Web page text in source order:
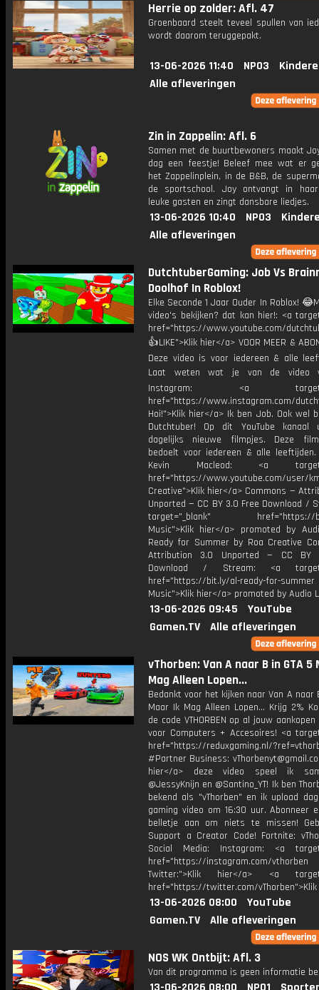
Herrie op zolder: Afl. 47
Groenbaard steelt teveel spullen van
wordt daarom teruggepakt.
13-06-2026 11:40 NPO3
Alle afleveringen
Zin in Zappelin: Afl. 6
Samen met de buurtbewoners maakt
dag een feestje! Beleef mee wat er
het Zappelinplein, in de B&B, de
de sportschool. Joy ontvangt in
leuke gasten en zingt dansbare liedjes.
13-06-2026 10:40 NPO3
Alle afleveringen
DutchtuberGaming: Job Vs
Doolhof In Roblox!
Elke Seconde 1 Jaar Ouder In Roblox!
video's bekijken? dat kan hier!: <a
href="https://www.youtube.com/
👍LIKE">Klik hier</a> VOOR MEER &
Deze video is voor iedereen & alle
Laat weten wat je van de video
Instagram: <a
href="https://www.instagram.com/
Hoi!">Klik hier</a> Ik ben Job. Ook wel
Dutchtuber! Op dit YouTube kanaal
dagelijks nieuwe filmpjes. Deze
bedoelt voor iedereen & alle
Kevin Macleod: <a
href="https://www.youtube.com/user/
Creative">Klik hier</a> Commons —
Unported — CC BY 3.0 Free Download /
target="_blank" href="https://
Music">Klik hier</a> promoted by
Ready for Summer by Roa Creative
Attribution 3.0 Unported — CC BY
Download / Stream: <a
href="https://bit.ly/al-ready-for-summer
Music">Klik hier</a> promoted by Audio
13-06-2026 09:45
YouTube
Gamen.TV
Alle afleveringen
vThorben: Van A naar B in GTA 5
Mag Alleen Lopen...
Bedankt voor het kijken naar Van A naar
Maar Ik Mag Alleen Lopen... Krijg 2%
de code VTHORBEN op al jouw aankopen
voor Computers + Accesoires! <a
href="https://reduxgaming.nl/
#Partner Business:
hier</a> deze video speel ik
@JessyKnijn en @Santino_YT! Ik ben
bekend als "vThorben" en ik upload
gaming video om 16:30 uur. Abonneer
belletje aan om niets te missen!
Support a Creator Code! Fortnite:
Social Media: Instagram: <a
href="https://instagram.com/vthorben
Twitter:">Klik hier</a> <a
href="https://twitter.com/
13-06-2026 08:00
YouTube
Gamen.TV
Alle afleveringen
NOS WK Ontbijt: Afl. 3
Van dit programma is geen informatie